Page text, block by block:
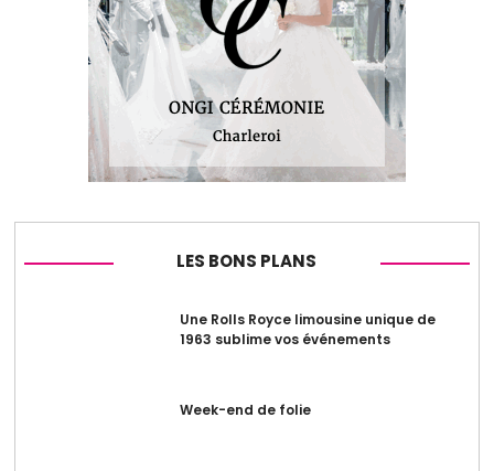
LES BONS PLANS
Une Rolls Royce limousine unique de
1963 sublime vos événements
Week-end de folie